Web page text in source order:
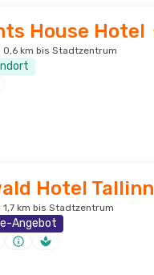
House Hotel
0,6 km bis Stadtzentrum
Hotel Tallinn
1,7 km bis Stadtzentrum
Angebot